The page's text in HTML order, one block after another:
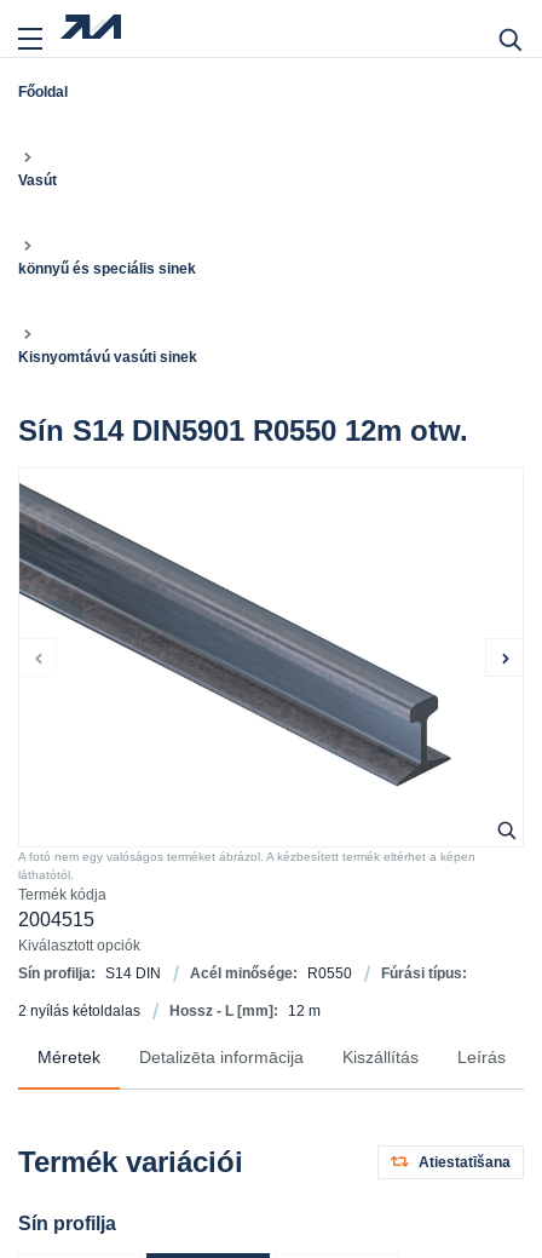
Főoldal
Vasút
könnyű és speciális sinek
Kisnyomtávú vasúti sinek
Sín S14 DIN5901 R0550 12m otw.
Termék kódja
2004515
Kiválasztott opciók
Sín profilja:
S14 DIN Acél minősége: R0550 Fúrási típus:
2 nyílás kétoldalas Hossz - L [mm]: 12 m
A fotó nem egy valóságos terméket ábrázol. A kézbesített termék eltérhet a képen
láthatótól.
Méretek Detalizēta informācija Kiszállítás Leírás
Termék variációi Atiestatīšana
Sín profilja